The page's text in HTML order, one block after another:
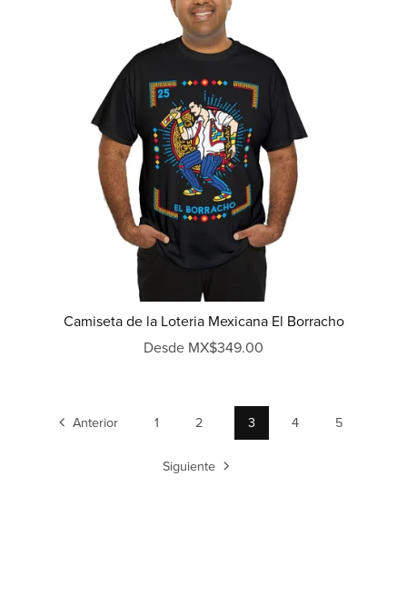
Camiseta de la Loteria Mexicana El Borracho
Desde MX$349.00
Anterior 1 2 3 4 5
Siguiente